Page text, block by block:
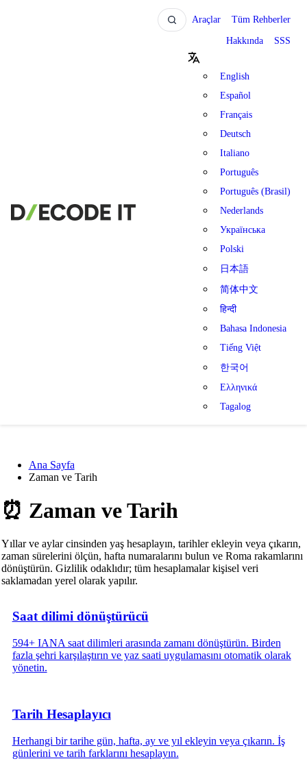
Araçlar Tüm Rehberler
Hakkında SSS
English
Español
Français
Deutsch
Italiano
Português
Português (Brasil)
Nederlands
Українська
Polski
日本語
简体中文
हिन्दी
Bahasa Indonesia
Tiếng Việt
한국어
Ελληνικά
Tagalog
Ana Sayfa
Zaman ve Tarih
⏰ Zaman ve Tarih
Yıllar ve aylar cinsinden yaş hesaplayın, tarihler ekleyin veya çıkarın,
zaman sürelerini ölçün, hafta numaralarını bulun ve Roma rakamlarını
dönüştürün. Gizlilik odaklıdır; tüm hesaplamalar kişisel veri
saklamadan yerel olarak yapılır.
Saat dilimi dönüştürücü
594+ IANA saat dilimleri arasında zamanı dönüştürün. Birden
fazla şehri karşılaştırın ve yaz saati uygulamasını otomatik olarak
yönetin.
Tarih Hesaplayıcı
Herhangi bir tarihe gün, hafta, ay ve yıl ekleyin veya çıkarın. İş
günlerini ve tarih farklarını hesaplayın.